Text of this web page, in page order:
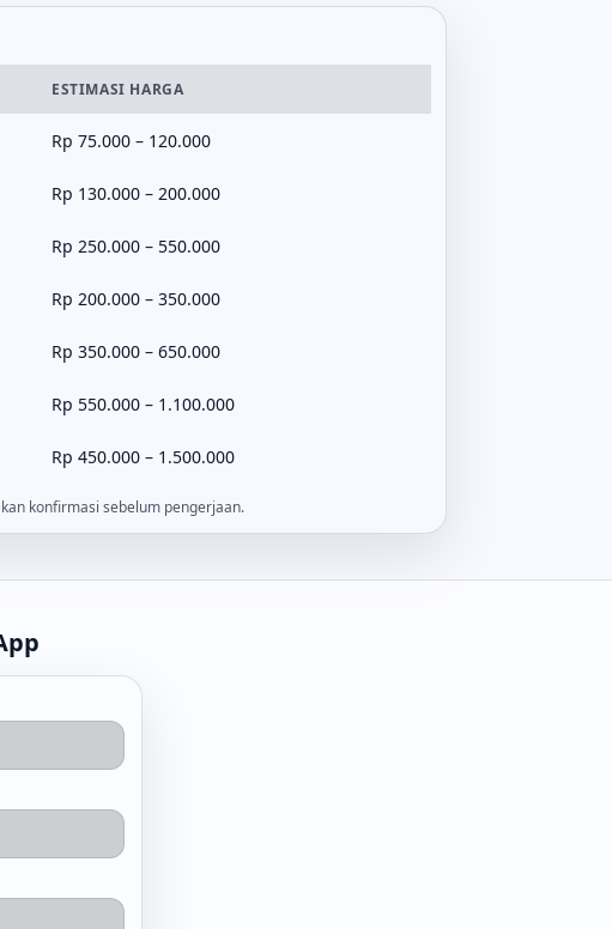
ESTIMASI HARGA
Rp 75.000 – 120.000
Rp 130.000 – 200.000
Rp 250.000 – 550.000
Rp 200.000 – 350.000
Rp 350.000 – 650.000
Rp 550.000 – 1.100.000
Rp 450.000 – 1.500.000
konfirmasi sebelum pengerjaan.